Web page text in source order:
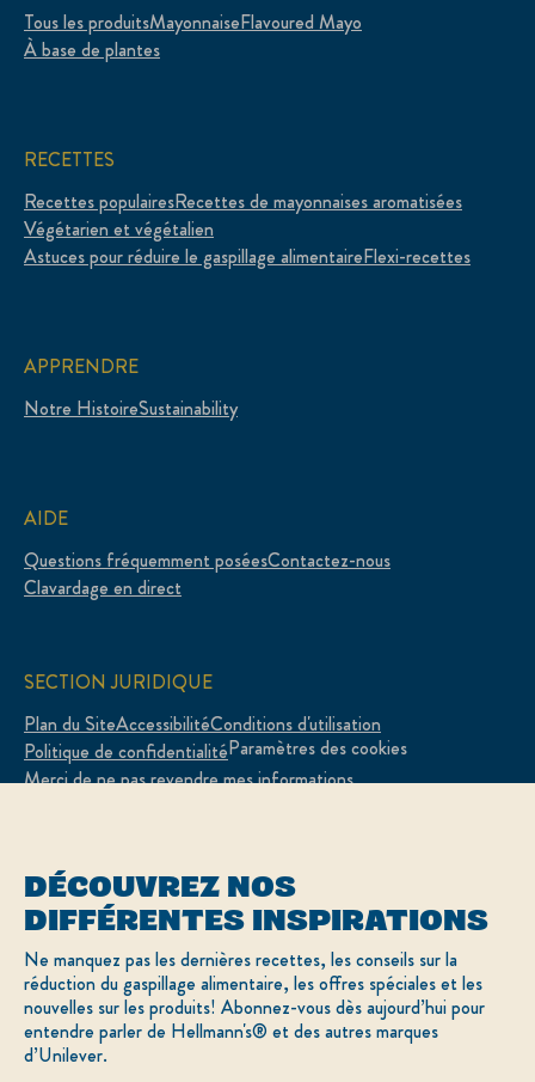
Tous les produitsMayonnaiseFlavoured Mayo
À base de plantes
RECETTES
Recettes populairesRecettes de mayonnaises aromatisées
Végétarien et végétalien
Astuces pour réduire le gaspillage alimentaireFlexi-recettes
APPRENDRE
Notre HistoireSustainability
AIDE
Questions fréquemment poséesContactez-nous
Clavardage en direct
SECTION JURIDIQUE
Plan du SiteAccessibilitéConditions d'utilisation
Politique de confidentialitéParamètres des cookies
Merci de ne pas revendre mes informations
LOCATION
Canada Sélectionnez votre pays
English
DÉCOUVREZ NOS
DIFFÉRENTES INSPIRATIONS
Ne manquez pas les dernières recettes, les conseils sur la
réduction du gaspillage alimentaire, les offres spéciales et les
nouvelles sur les produits! Abonnez-vous dès aujourd’hui pour
entendre parler de Hellmann's® et des autres marques
d’Unilever.